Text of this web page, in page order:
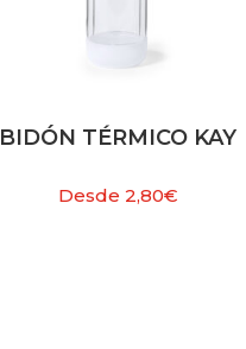
BIDÓN TÉRMICO KAY
Desde 2,80€